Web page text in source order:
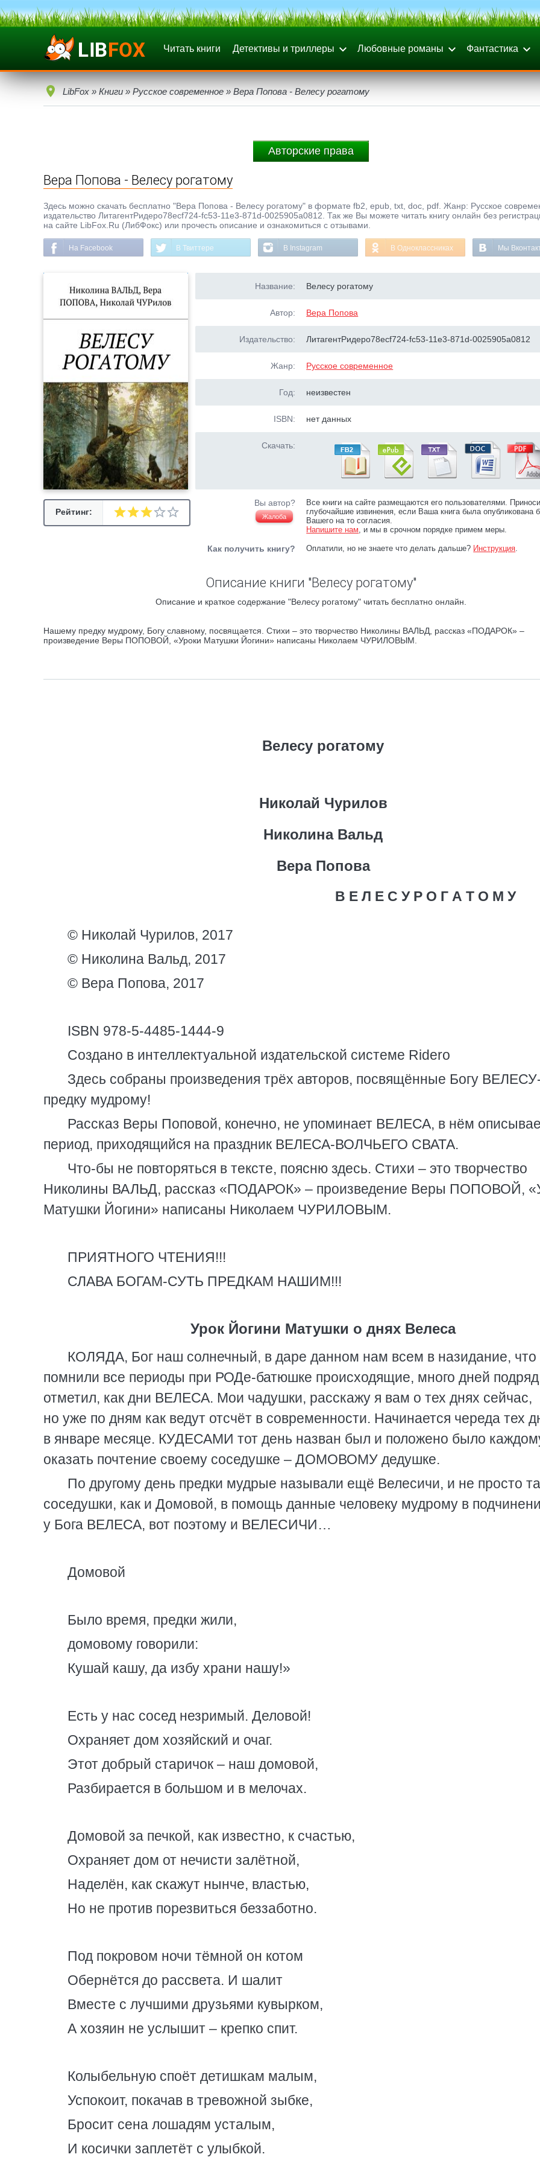
Читать книги Детективы и триллеры Любовные романы Фантастика
LibFox » Книги » Русское современное » Вера Попова - Велесу рогатому
Авторские права
Вера Попова - Велесу рогатому
Здесь можно скачать бесплатно "Вера Попова - Велесу рогатому" в формате fb2, epub, txt, doc, pdf. Жанр: Русское
издательство ЛитагентРидеро78ecf724-fc53-11e3-871d-0025905a0812. Так же Вы можете читать книгу онлайн без
на сайте LibFox.Ru (ЛибФокс) или прочесть описание и ознакомиться с отзывами.
На Facebook В Твиттере В Instagram В Одноклассниках Мы
Рейтинг:
Название: Велесу рогатому
Автор: Вера Попова
Издательство: ЛитагентРидеро78ecf724-fc53-11e3-871d-0025905a0812
Жанр: Русское современное
Год: неизвестен
ISBN: нет данных
Скачать:
Вы автор?
Жалоба
Все книги на сайте размещаются его пользователями.
глубочайшие извинения, если Ваша книга была опубликована
Вашего на то согласия.
Напишите нам, и мы в срочном порядке примем меры.
Как получить книгу? Оплатили, но не знаете что делать дальше? Инструкция.
Описание книги "Велесу рогатому"
Описание и краткое содержание "Велесу рогатому" читать бесплатно онлайн.
Нашему предку мудрому, Богу славному, посвящается. Стихи – это творчество Николины ВАЛЬД, рассказ «ПОДАРОК» –
произведение Веры ПОПОВОЙ, «Уроки Матушки Йогини» написаны Николаем ЧУРИЛОВЫМ.
Велесу рогатому
Николай Чурилов
Николина Вальд
Вера Попова
В Е Л Е С У Р О Г А Т О М У
© Николай Чурилов, 2017
© Николина Вальд, 2017
© Вера Попова, 2017
ISBN 978-5-4485-1444-9
Создано в интеллектуальной издательской системе Ridero
Здесь собраны произведения трёх авторов, посвящённые Богу
предку мудрому!
Рассказ Веры Поповой, конечно, не упоминает ВЕЛЕСА, в нём
период, приходящийся на праздник ВЕЛЕСА-ВОЛЧЬЕГО СВАТА.
Что-бы не повторяться в тексте, поясню здесь. Стихи – это творчество
Николины ВАЛЬД, рассказ «ПОДАРОК» – произведение Веры ПОПОВОЙ,
Матушки Йогини» написаны Николаем ЧУРИЛОВЫМ.
ПРИЯТНОГО ЧТЕНИЯ!!!
СЛАВА БОГАМ-СУТЬ ПРЕДКАМ НАШИМ!!!
Урок Йогини Матушки о днях Велеса
КОЛЯДА, Бог наш солнечный, в даре данном нам всем в назидание,
помнили все периоды при РОДе-батюшке происходящие, много дней подряд
отметил, как дни ВЕЛЕСА. Мои чадушки, расскажу я вам о тех днях сейчас,
но уже по дням как ведут отсчёт в современности. Начинается череда тех
в январе месяце. КУДЕСАМИ тот день назван был и положено было
оказать почтение своему соседушке – ДОМОВОМУ дедушке.
По другому день предки мудрые называли ещё Велесичи, и не просто
соседушки, как и Домовой, в помощь данные человеку мудрому в
у Бога ВЕЛЕСА, вот поэтому и ВЕЛЕСИЧИ…
Домовой
Было время, предки жили,
домовому говорили:
Кушай кашу, да избу храни нашу!»
Есть у нас сосед незримый. Деловой!
Охраняет дом хозяйский и очаг.
Этот добрый старичок – наш домовой,
Разбирается в большом и в мелочах.
Домовой за печкой, как известно, к счастью,
Охраняет дом от нечисти залётной,
Наделён, как скажут нынче, властью,
Но не против порезвиться беззаботно.
Под покровом ночи тёмной он котом
Обернётся до рассвета. И шалит
Вместе с лучшими друзьями кувырком,
А хозяин не услышит – крепко спит.
Колыбельную споёт детишкам малым,
Успокоит, покачав в тревожной зыбке,
Бросит сена лошадям усталым,
И косички заплетёт с улыбкой.